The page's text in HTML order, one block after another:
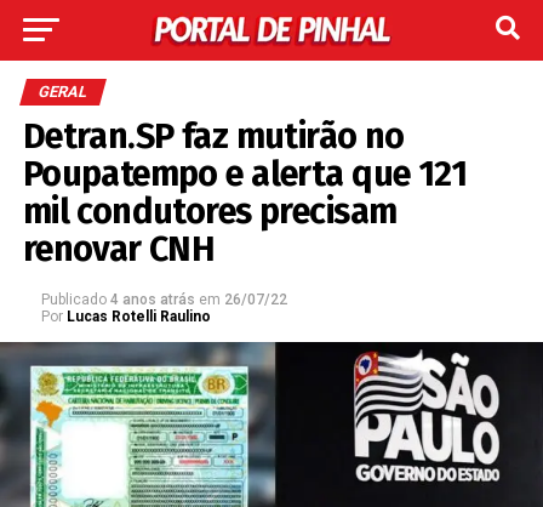
GERAL
Detran.SP faz mutirão no
Poupatempo e alerta que 121
mil condutores precisam
renovar CNH
Publicado 4 anos atrás em 26/07/22
Por Lucas Rotelli Raulino